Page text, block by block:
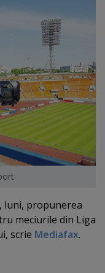
luni, propunerea
meciurile din Liga
scrie Mediafax.